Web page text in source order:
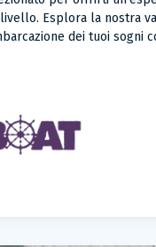
Esplora la nostra
dei tuoi sogni